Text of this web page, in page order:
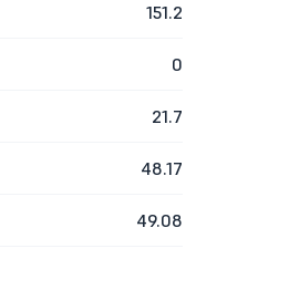
151.2
0
21.7
48.17
49.08